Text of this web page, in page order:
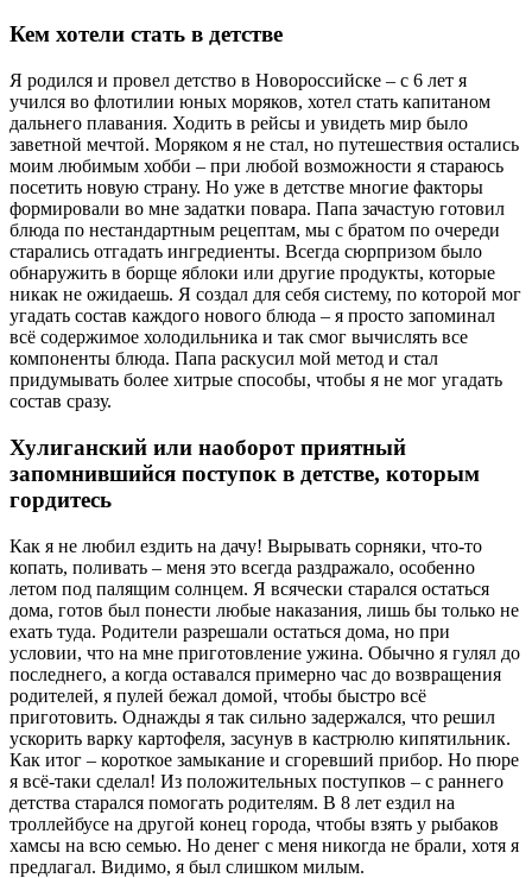
Кем хотели стать в детстве
Я родился и провел детство в Новороссийске – с 6 лет я
учился во флотилии юных моряков, хотел стать капитаном
дальнего плавания. Ходить в рейсы и увидеть мир было
заветной мечтой. Моряком я не стал, но путешествия остались
моим любимым хобби – при любой возможности я стараюсь
посетить новую страну. Но уже в детстве многие факторы
формировали во мне задатки повара. Папа зачастую готовил
блюда по нестандартным рецептам, мы с братом по очереди
старались отгадать ингредиенты. Всегда сюрпризом было
обнаружить в борще яблоки или другие продукты, которые
никак не ожидаешь. Я создал для себя систему, по которой мог
угадать состав каждого нового блюда – я просто запоминал
всё содержимое холодильника и так смог вычислять все
компоненты блюда. Папа раскусил мой метод и стал
придумывать более хитрые способы, чтобы я не мог угадать
состав сразу.
Хулиганский или наоборот приятный
запомнившийся поступок в детстве, которым
гордитесь
Как я не любил ездить на дачу! Вырывать сорняки, что-то
копать, поливать – меня это всегда раздражало, особенно
летом под палящим солнцем. Я всячески старался остаться
дома, готов был понести любые наказания, лишь бы только не
ехать туда. Родители разрешали остаться дома, но при
условии, что на мне приготовление ужина. Обычно я гулял до
последнего, а когда оставался примерно час до возвращения
родителей, я пулей бежал домой, чтобы быстро всё
приготовить. Однажды я так сильно задержался, что решил
ускорить варку картофеля, засунув в кастрюлю кипятильник.
Как итог – короткое замыкание и сгоревший прибор. Но пюре
я всё-таки сделал! Из положительных поступков – с раннего
детства старался помогать родителям. В 8 лет ездил на
троллейбусе на другой конец города, чтобы взять у рыбаков
хамсы на всю семью. Но денег с меня никогда не брали, хотя я
предлагал. Видимо, я был слишком милым.